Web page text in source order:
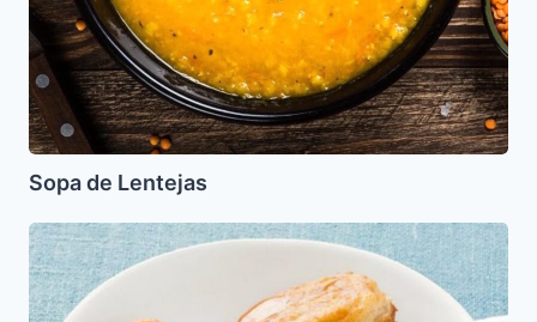
Sopa de Lentejas
Latkes
de
Manzana